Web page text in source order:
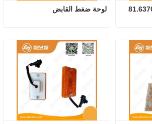
لوحة ضغط القابض